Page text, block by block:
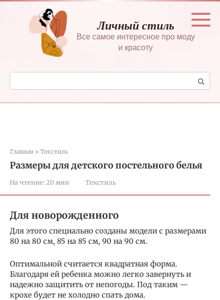
Перейти
контенту
Личный стиль
Все самое интересное про моду
и красоту
Поиск:
Главная » Текстиль
Размеры для детского постельного белья
На чтение: 20 мин Текстиль
Для новорожденного
Для этого специально созданы модели с размерами
80 на 80 см, 85 на 85 см, 90 на 90 см.
Оптимальной считается квадратная форма.
Благодаря ей ребенка можно легко завернуть и
надежно защитить от непогоды. Под таким —
крохе будет не холодно спать дома.